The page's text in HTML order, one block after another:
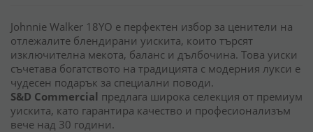
Johnnie Walker 18YO е перфектен избор за ценители на
отлежалите блендирани уискита, които търсят
изключителна мекота, баланс и дълбочина. Това уиски
съчетава богатството на традицията с модерния лукси е
чудесен подарък за специални поводи.
S&D Commercial предлага широка селекция от премиум
уискита, като гарантира качество и професионализъм
вече над 30 години.